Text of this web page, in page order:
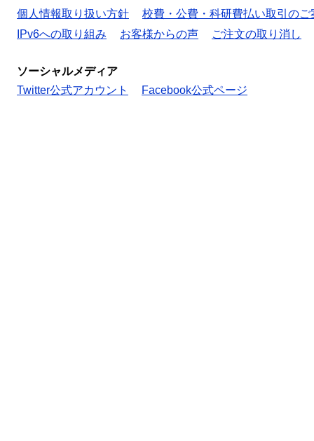
個人情報取り扱い方針
校費・公費・科研費払い取引のご
IPv6への取り組み
お客様からの声 ご注文の取り消し
ソーシャルメディア
Twitter公式アカウント
Facebook公式ページ